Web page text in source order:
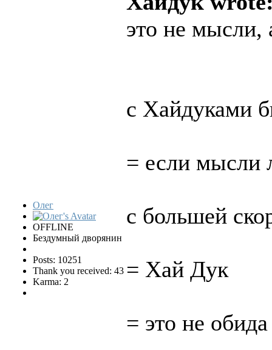
Олег
OFFLINE
Бездумный дворянин
Posts: 10251
Thank you received: 43
Karma: 2
это не мысли,
с Хайдуками
= если мысли
с большей
= Хай Дук
= это не обида